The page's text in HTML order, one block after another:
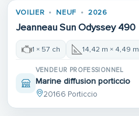
VOILIER NEUF 2026
Jeanneau Sun Odyssey 490
1 × 57 ch 14,42 m × 4,49 m
VENDEUR PROFESSIONNEL
Marine diffusion porticcio
20166 Porticcio